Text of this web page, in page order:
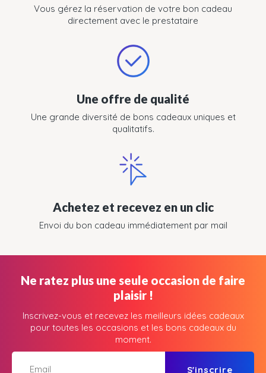
Vous gérez la réservation de votre bon cadeau
directement avec le prestataire
Une offre de qualité
Une grande diversité de bons cadeaux uniques et
qualitatifs.
Achetez et recevez en un clic
Envoi du bon cadeau immédiatement par mail
Ne ratez plus une seule occasion de faire
plaisir !
Inscrivez-vous et recevez les meilleurs idées cadeaux
pour toutes les occasions et les bons cadeaux du
moment.
S'inscrire